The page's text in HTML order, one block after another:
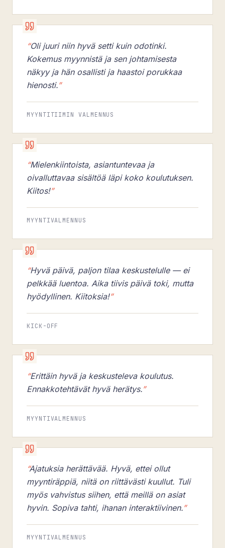
“Oli juuri niin hyvä setti kuin odotinki.
Kokemus myynnistä ja sen johtamisesta
näkyy ja hän osallisti ja haastoi porukkaa
hienosti.”
MYYNTITIIMIN VALMENNUS
“Mielenkiintoista, asiantuntevaa ja
oivalluttavaa sisältöä läpi koko koulutuksen.
Kiitos!”
MYYNTIVALMENNUS
“Hyvä päivä, paljon tilaa keskustelulle — ei
pelkkää luentoa. Aika tiivis päivä toki, mutta
hyödyllinen. Kiitoksia!”
KICK-OFF
“Erittäin hyvä ja keskusteleva koulutus.
Ennakkotehtävät hyvä herätys.”
MYYNTIVALMENNUS
“Ajatuksia herättävää. Hyvä, ettei ollut
myyntiräppiä, niitä on riittävästi kuullut. Tuli
myös vahvistus siihen, että meillä on asiat
hyvin. Sopiva tahti, ihanan interaktiivinen.”
MYYNTIVALMENNUS